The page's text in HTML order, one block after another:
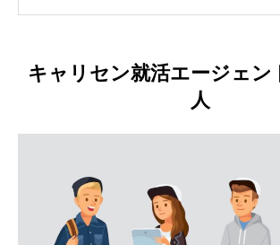
キャリセン就活エージェン
人